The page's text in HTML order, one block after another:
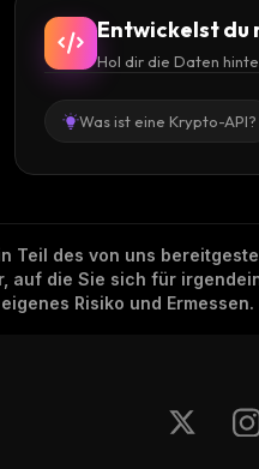
Entwickelst du
Hol dir die Daten
Was ist eine Krypto-API?
Teil des von uns
auf die Sie sich für
Risiko und Ermessen.